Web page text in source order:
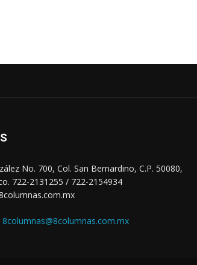
No. 700, Col. San Bernardino, C.P. 50080,
722-2131255 / 722-2154934
8columnas@8columnas.com.mx